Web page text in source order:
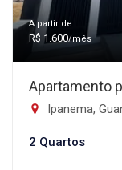
A partir de:
R$ 1.600/mês
Apartamento
Ipanema,
2 Quartos